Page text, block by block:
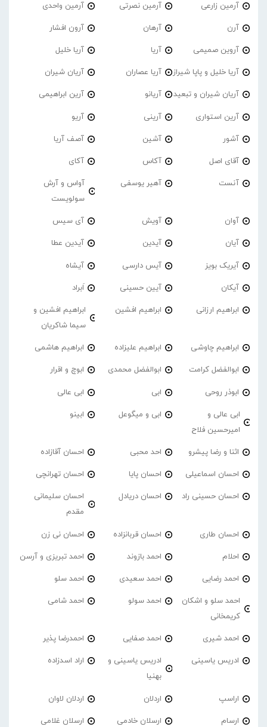
آرمین زارعی آرمین نصرتی آرمین واحدی
آرن آرهان آرون افشار
آروین صمیمی آریا آریا خلیل
آریا خلیل و پاپا شیراز آریا عصاران آریان شیران
آریان شیران و تبعید آریانو آرین ابراهیمی
آرین استواری آرینی آریو
آشور آشین آصف آریا
آقای اصل آکاس آکای
آنست آهیر یوسفی
آواس و آرش
سولویست
آوان آویش آی سیس
آیان آیدین آیدین عطا
آیریک بویز آیس دارسی آیشاه
آیکان آیین حسینی اَبراد
ابراهیم ارزانی ابراهیم افشین
ابراهیم افشین و
سیما شاکریان
ابراهیم چاوشی ابراهیم علیزاده ابراهیم هاشمی
ابوالفضل کرامت ابوالفضل محمدی ابوچ و اقرار
ابوذر روحی ابی ابی عالی
ابی عالی و
امیرحسین فلاح
ابی و میگوعل ابینو
اثنا و رضا پیشرو احد محبی احسان آقازاده
احسان اسماعیلی احسان پایا احسان تهرانچی
احسان حسینی راد احسان دریادل
احسان سلیمانی
مقدم
احسان طاری احسان قربانزاده احسان نی زن
احلام احمد بازوند احمد تبریزی و آرسن
احمد‌ رضایی احمد سعیدی احمد سلو
احمد سلو و اشکان
کریمخانی
احمد سولو احمد شامی
احمد شیری احمد صفایی احمدرضا پذیر
ادریس یاسینی
ادریس یاسینی و
بهنیا
اراد اسدزاده
اراسپ اردلان اردلان لاوان
ارسام ارسلان خادمی ارسلان غلامی